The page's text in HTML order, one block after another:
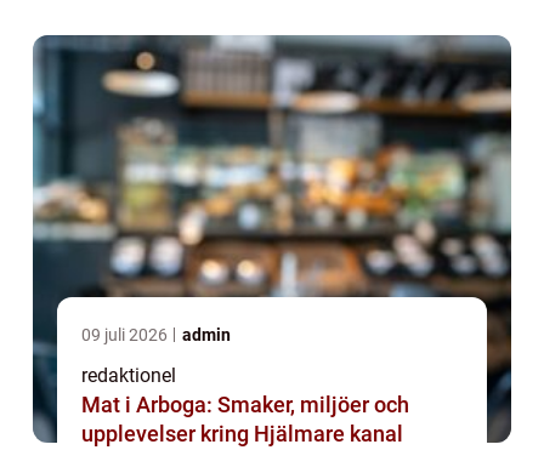
09 juli 2026 admin
redaktionel
Mat i Arboga: Smaker, miljöer och
upplevelser kring Hjälmare kanal